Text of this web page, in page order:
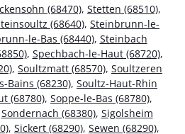
(68470), Stetten (68510),
(68640), Steinbrunn-le-
le-Bas (68440), Steinbach
, Spechbach-le-Haut (68720),
, Soultzmatt (68570), Soultzeren
Bains (68230), Soultz-Haut-Rhin
(68780), Soppe-le-Bas (68780),
Sondernach (68380), Sigolsheim
, Sickert (68290), Sewen (68290),